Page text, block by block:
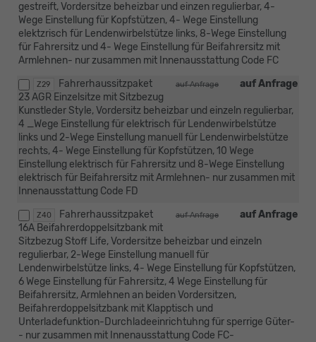
gestreift, Vordersitze beheizbar und einzen regulierbar, 4-
Wege Einstellung für Kopfstützen, 4- Wege Einstellung
elektzrisch für Lendenwirbelstütze links, 8-Wege Einstellung
für Fahrersitz und 4- Wege Einstellung für Beifahrersitz mit
Armlehnen- nur zusammen mit Innenausstattung Code FC
Z29 auf Anfrage
auf Anfrage
Fahrerhaussitzpaket
23 AGR Einzelsitze mit Sitzbezug
Kunstleder Style, Vordersitz beheizbar und einzeln regulierbar,
4 _Wege Einstellung für elektrisch für Lendenwirbelstütze
links und 2-Wege Einstellung manuell für Lendenwirbelstütze
rechts, 4- Wege Einstellung für Kopfstützen, 10 Wege
Einstellung elektrisch für Fahrersitz und 8-Wege Einstellung
elektrisch für Beifahrersitz mit Armlehnen- nur zusammen mit
Innenausstattung Code FD
Z40 auf Anfrage
auf Anfrage
Fahrerhaussitzpaket
16A Beifahrerdoppelsitzbank mit
Sitzbezug Stoff Life, Vordersitze beheizbar und einzeln
regulierbar, 2-Wege Einstellung manuell für
Lendenwirbelstütze links, 4- Wege Einstellung für Kopfstützen,
6 Wege Einstellung für Fahrersitz, 4 Wege Einstellung für
Beifahrersitz, Armlehnen an beiden Vordersitzen,
Beifahrerdoppelsitzbank mit Klapptisch und
Unterladefunktion-Durchladeeinrichtuhng für sperrige Güter-
- nur zusammen mit Innenausstattung Code FC-